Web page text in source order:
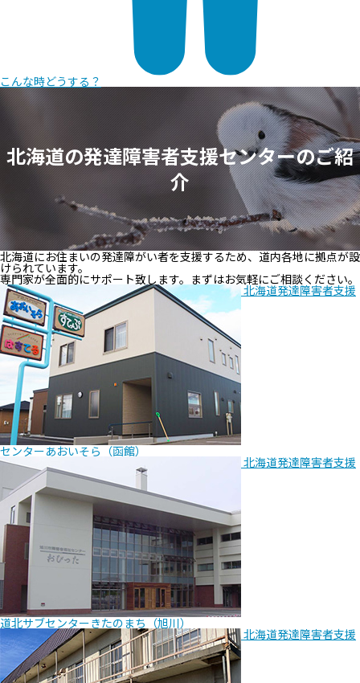
こんな時どうする？
北海道の発達障害者支援センターのご紹
介
北海道にお住まいの発達障がい者を支援するため、道内各地に拠点が設
けられています。
専門家が全面的にサポート致します。まずはお気軽にご相談ください。
北海道発達障害者支援
センターあおいそら（函館）
北海道発達障害者支援
道北サブセンターきたのまち（旭川）
北海道発達障害者支援